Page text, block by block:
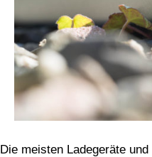
Die meisten Ladegeräte